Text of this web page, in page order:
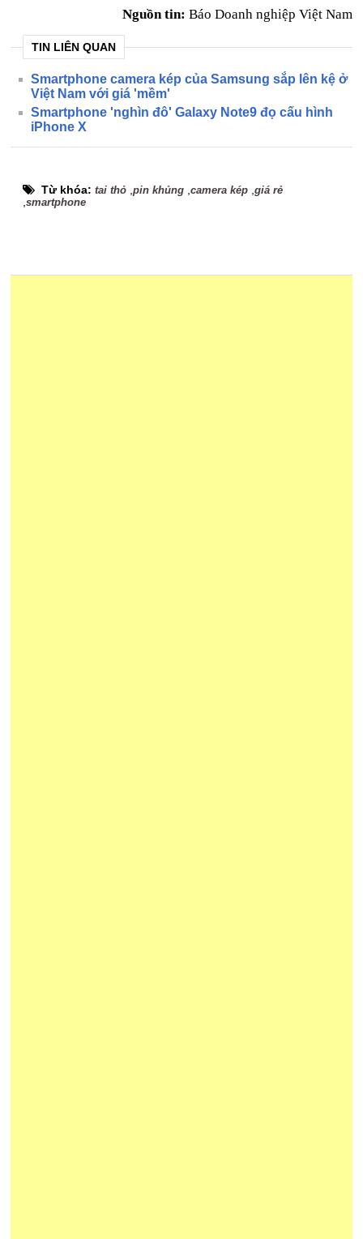
Nguồn tin: Báo Doanh nghiệp Việt Nam
TIN LIÊN QUAN
Smartphone camera kép của Samsung sắp lên kệ ở
Việt Nam với giá 'mềm'
Smartphone 'nghìn đô' Galaxy Note9 đọ cấu hình
iPhone X
Từ khóa:tai thỏ ,pin khủng ,camera kép ,giá rẻ
,smartphone